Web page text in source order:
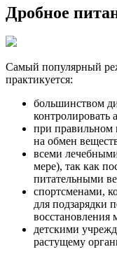
Дробное
Самый популярный
практикуется:
большинством
контролировать
при правильном
на обмен
всеми
мере), так как
питательными
спортсменами,
для подзарядки
детскими
растущему